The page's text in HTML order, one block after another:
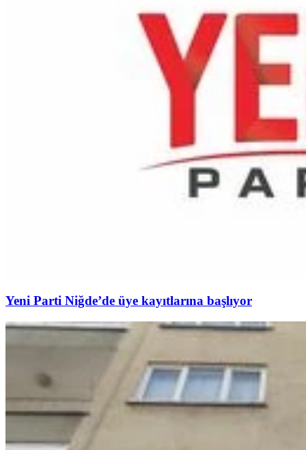
Yeni Parti Niğde’de üye kayıtlarına başlıyor